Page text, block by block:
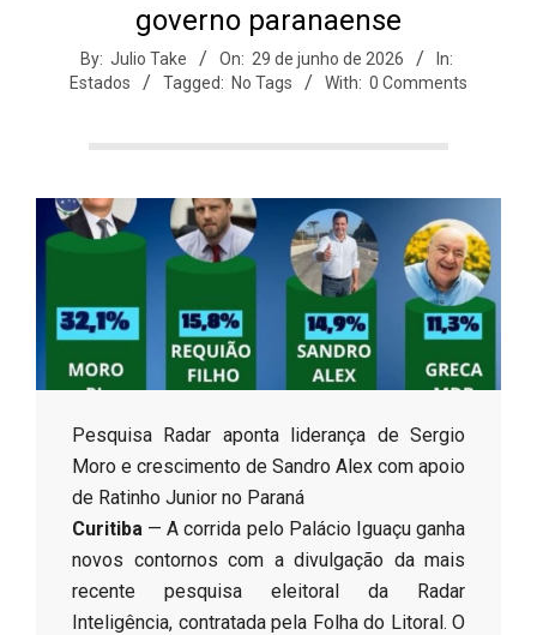
s
s
o
B
governo paranaense
By: Julio Take On: 29 de junho de 2026
In:
Estados
Tagged: No Tags With: 0 Comments
Pesquisa Radar aponta liderança de Sergio
Moro e crescimento de Sandro Alex com apoio
de Ratinho Junior no Paraná
Curitiba — A corrida pelo Palácio Iguaçu ganha
novos contornos com a divulgação da mais
recente pesquisa eleitoral da Radar
Inteligência, contratada pela Folha do Litoral. O